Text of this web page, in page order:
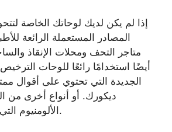
إذا لم يكن لديك لوحاتك الخاصة
المصادر المستعملة الرائعة
متاجر التحف ومحلات الإنقاذ
الجديدة التي تحتوي على أقوال
ديكورك. أو أنواع أخرى من
الألومنيوم التي يمكن ثنيها بالمثل.